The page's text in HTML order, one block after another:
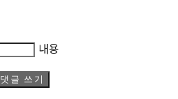
내용
댓글 쓰기